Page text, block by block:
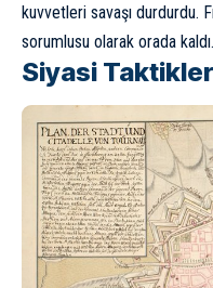
kuvvetleri savaşı durdurdu.
sorumlusu olarak orada kaldı.
Siyasi Taktikler